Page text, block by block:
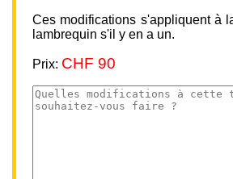
Ces modifications s'appliquent à
lambrequin s'il y en a un.
Prix: CHF 90